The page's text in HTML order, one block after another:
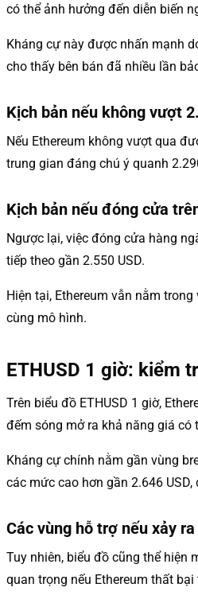
có thể ảnh hưởng đến diễn biến
Kháng cự này được nhấn mạnh
cho thấy bên bán đã nhiều lần
Kịch bản nếu không vượt
Nếu Ethereum không vượt qua
trung gian đáng chú ý quanh
Kịch bản nếu đóng cửa
Ngược lại, việc đóng cửa hàng
tiếp theo gần 2.550 USD.
Hiện tại, Ethereum vẫn nằm
cùng mô hình.
ETHUSD 1 giờ: kiểm
Trên biểu đồ ETHUSD 1 giờ,
đếm sóng mở ra khả năng giá có
Kháng cự chính nằm gần vùng
các mức cao hơn gần 2.646
Các vùng hỗ trợ nếu xảy
Tuy nhiên, biểu đồ cũng thể hiện
quan trọng nếu Ethereum thất